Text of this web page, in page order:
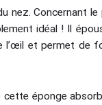
nez. Concernant
idéal ! Il
et permet de
cette éponge